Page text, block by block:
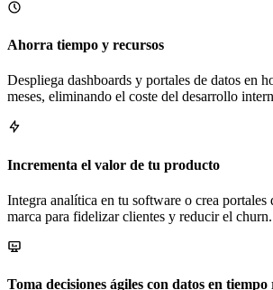
Ahorra tiempo y recursos
Despliega dashboards y portales de datos en
meses, eliminando el coste del desarrollo
Incrementa el valor de tu producto
Integra analítica en tu software o crea portales
marca para fidelizar clientes y reducir el churn.
Toma decisiones ágiles con datos en tiempo